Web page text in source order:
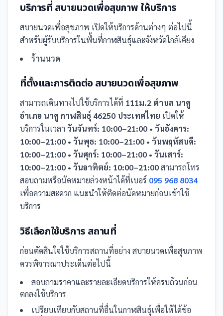
บริการที่ สบายนวดเพื่อสุขภาพ ให้บริการ
สบายนวดเพื่อสุขภาพ เปิดให้บริการด้านต่างๆ ต่อไปนี้
สำหรับผู้รับบริการในพื้นที่กาฬสินธุ์และจังหวัดใกล้เคียง
ร้านนวด
ที่ตั้งและการติดต่อ สบายนวดเพื่อสุขภาพ
สามารถเดินทางไปใช้บริการได้ที่ 111ม.2 ตำบล นาคู
อำเภอ นาคู กาฬสินธุ์ 46250 ประเทศไทย เปิดให้
บริการในเวลา วันจันทร์: 10:00–21:00 • วันอังคาร:
10:00–21:00 • วันพุธ: 10:00–21:00 • วันพฤหัสบดี:
10:00–21:00 • วันศุกร์: 10:00–21:00 • วันเสาร์:
10:00–21:00 • วันอาทิตย์: 10:00–21:00สามารถโทร
สอบถามหรือนัดหมายล่วงหน้าได้ที่เบอร์ 095 968 8034
เพื่อความสะดวก แนะนำให้ติดต่อนัดหมายก่อนเข้าใช้
บริการ
วิธีเลือกใช้บริการ สถานที่
ก่อนตัดสินใจใช้บริการสถานที่อย่าง สบายนวดเพื่อสุขภาพ
ควรพิจารณาประเด็นต่อไปนี้
สอบถามราคาและรายละเอียดบริการให้ครบถ้วนก่อน
ตกลงใช้บริการ
เปรียบเทียบกับสถานที่อื่นในกาฬสินธุ์เพื่อให้ได้ข้อ